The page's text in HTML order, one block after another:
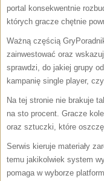
portal konsekwentnie
których gracze chętnie
Ważną częścią
zainwestować oraz
sprawdzi, do jakiej grupy
kampanię single player,
Na tej stronie nie brakuje
na sto procent. Gracze
oraz sztuczki, które
Serwis kieruje materiały
temu jakikolwiek system
pomaga w wyborze